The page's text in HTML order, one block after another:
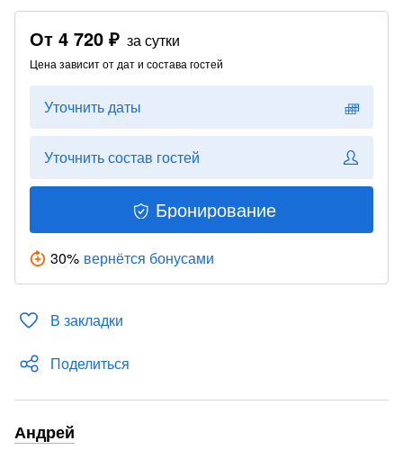
От 4 720 ₽ за сутки
Цена зависит от дат и состава гостей
Уточнить даты
Уточнить состав гостей
Бронирование
30% вернётся бонусами
В закладки
Поделиться
Андрей